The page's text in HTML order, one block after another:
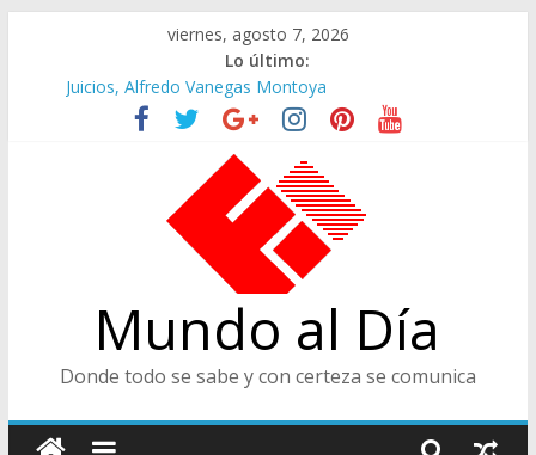
contenido
viernes, agosto 7, 2026
Lo último:
Juicios, Alfredo Vanegas Montoya
Felices en la Fiesta de las Flores
Café Presidencial
Ministra de Cultura y Centro de Historia de Envigado
De Cara al Porvenir, Pedro Juan González
Mundo al Día
Donde todo se sabe y con certeza se comunica